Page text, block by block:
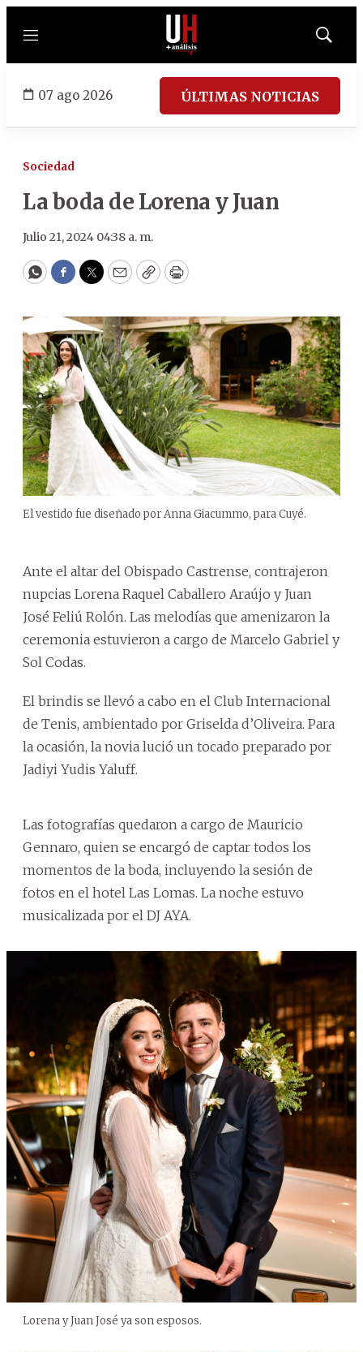
Menú
Mostrar
07 ago 2026 ÚLTIMAS NOTICIAS
Sociedad
La boda de Lorena y Juan
Julio 21, 2024 04:38 a. m.
WhatsApp
Facebook
Twitter
EmailCopyPrint
El vestido fue diseñado por Anna Giacummo, para Cuyé.
Ante el altar del Obispado Castrense, contrajeron
nupcias Lorena Raquel Caballero Araújo y Juan
José Feliú Rolón. Las melodías que amenizaron la
ceremonia estuvieron a cargo de Marcelo Gabriel y
Sol Codas.
El brindis se llevó a cabo en el Club Internacional
de Tenis, ambientado por Griselda d’Oliveira. Para
la ocasión, la novia lució un tocado preparado por
Jadiyi Yudis Yaluff.
Las fotografías quedaron a cargo de Mauricio
Gennaro, quien se encargó de captar todos los
momentos de la boda, incluyendo la sesión de
fotos en el hotel Las Lomas. La noche estuvo
musicalizada por el DJ AYA.
Lorena y Juan José ya son esposos.